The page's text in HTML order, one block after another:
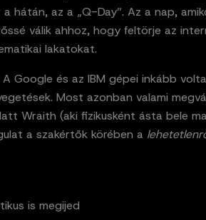
hátán, az a „Q-Day”. Az a nap,
válik ahhoz, hogy feltörje az
lakatokat.
Google és az IBM gépei inkább
Most azonban valami
Wraith (aki fizikusként ásta bele
a szakértők körében a
is megijed